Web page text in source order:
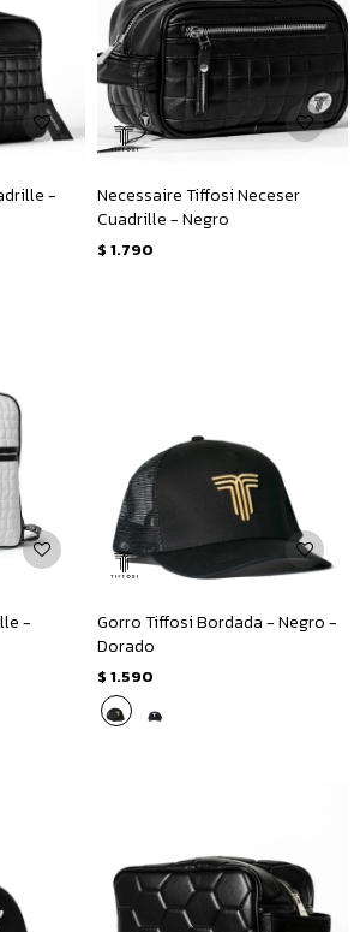
-
Necessaire Tiffosi Neceser
Cuadrille - Negro
$ 1.790
-
Gorro Tiffosi Bordada - Negro -
Dorado
$ 1.590